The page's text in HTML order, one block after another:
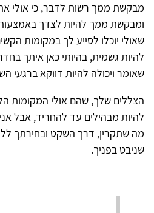
מבקשת ממך רשות לדבר, כי אולי
ומבקשת ממך להיות לצדך
שאולי יוכלו לסייע לך במקומות
להיות גשמית, בהיותי כאן איתך
שאומר ויכולה להיות דווקא ברגעי
הצללים שלך, שהם אולי המקומות
להיות מבהילים עד להחריד, אבל
מה שתקרין, דרך השקט ובחירתך
שניבט בפניך.